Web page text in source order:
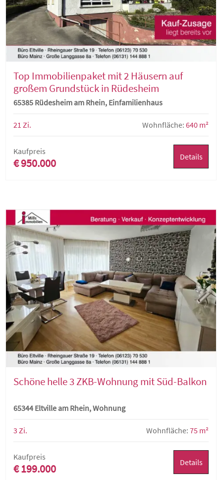
Top Immobilienpaket mit 2 Häusern auf
großem Grundstück in Rüdesheim
65385 Rüdesheim am Rhein, Einfamilienhaus
21 Zi. Wohnfläche: 640 m²
Kaufpreis
€ 950.000 Details
Schöne helle 3 ZKB-Wohnung mit Süd-Balkon
65344 Eltville am Rhein, Wohnung
3 Zi. Wohnfläche: 75 m²
Kaufpreis
€ 199.000 Details